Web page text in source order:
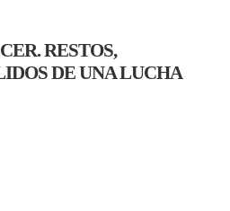
RESTOS,
DE UNA LUCHA